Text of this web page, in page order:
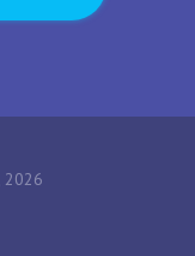
2026